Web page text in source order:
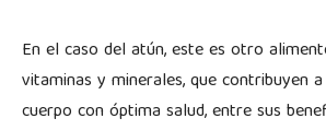
En el caso del atún, este es otro
vitaminas y minerales, que contribuyen
cuerpo con óptima salud, entre sus